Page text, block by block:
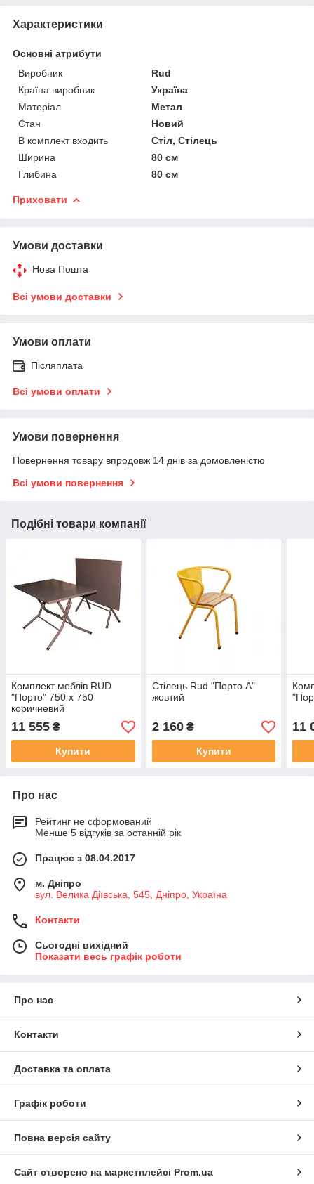
Характеристики
Основні атрибути
Виробник
Rud
Країна виробник
Україна
Матеріал
Метал
Стан
Новий
В комплект входить
Стіл, Стілець
Ширина
80 см
Глибина
80 см
Приховати
Умови доставки
Нова Пошта
Всі умови доставки
Умови оплати
Післяплата
Всі умови оплати
Умови повернення
Повернення товару впродовж 14 днів за домовленістю
Всі умови повернення
Подібні товари компанії
Комплект меблів RUD
"Порто" 750 х 750
коричневий
11 555 ₴
Купити
Стілець Rud "Порто А"
жовтий
2 160₴
Купити
11
Про нас
Рейтинг не сформований
Менше 5 відгуків за останній рік
Працює з 08.04.2017
м. Дніпро
вул. Велика Діївська, 545, Дніпро, Україна
Контакти
Сьогодні вихідний
Показати весь графік роботи
Про нас
Контакти
Доставка та оплата
Графік роботи
Повна версія сайту
Сайт створено на маркетплейсі Prom.ua